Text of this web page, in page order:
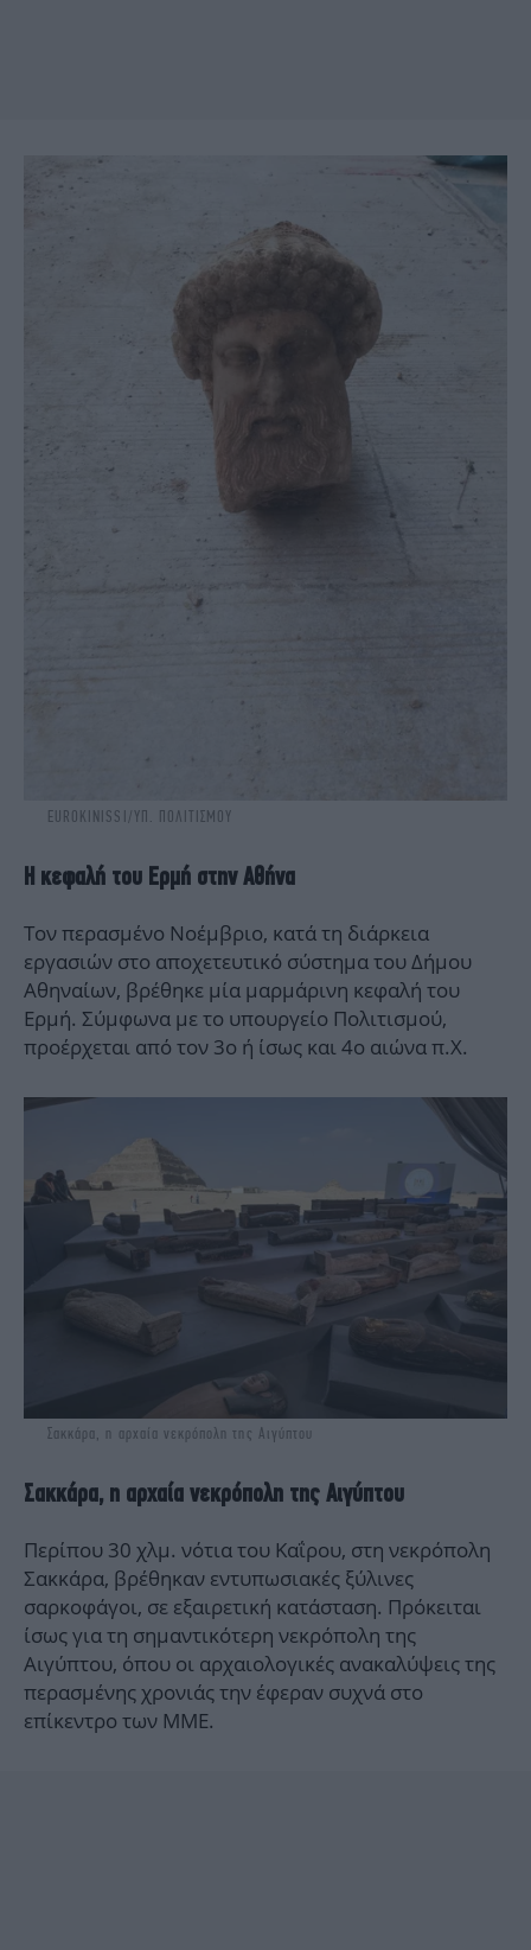
EUROKINISSI/ΥΠ. ΠΟΛΙΤΙΣΜΟΥ
Η κεφαλή του Ερμή στην Αθήνα
Τον περασμένο Νοέμβριο, κατά τη διάρκεια
εργασιών στο αποχετευτικό σύστημα του Δήμου
Αθηναίων, βρέθηκε μία μαρμάρινη κεφαλή του
Ερμή. Σύμφωνα με το υπουργείο Πολιτισμού,
προέρχεται από τον 3ο ή ίσως και 4ο αιώνα π.Χ.
Σακκάρα, η αρχαία νεκρόπολη της Αιγύπτου
Σακκάρα, η αρχαία νεκρόπολη της Αιγύπτου
Περίπου 30 χλμ. νότια του Καΐρου, στη νεκρόπολη
Σακκάρα, βρέθηκαν εντυπωσιακές ξύλινες
σαρκοφάγοι, σε εξαιρετική κατάσταση. Πρόκειται
ίσως για τη σημαντικότερη νεκρόπολη της
Αιγύπτου, όπου οι αρχαιολογικές ανακαλύψεις της
περασμένης χρονιάς την έφεραν συχνά στο
επίκεντρο των ΜΜΕ.